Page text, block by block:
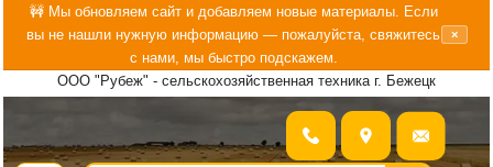
Перейти
содержимому
🚧 Мы обновляем сайт и добавляем новые материалы. Если
вы не нашли нужную информацию — пожалуйста, свяжитесь
с нами, мы быстро подскажем.
×
ООО "Рубеж" - сельскохозяйственная техника г. Бежецк